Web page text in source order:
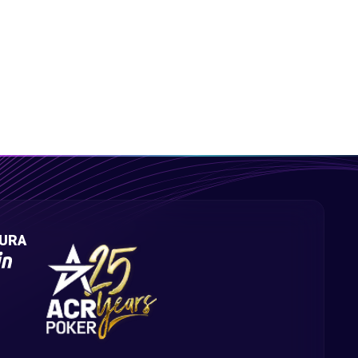
1 h 36 min - 8 km y 400 m - 100 km
1 h 36 min - 8 km y 400 m - 100 km
PKO de 30 m - 5/3 m - 100 000
PKO de 30 m - 5/3 m - 100 000
2 h 15 min - 9 km y 600 m - 100 km
2 h 15 min - 9 km y 600 m - 100 km